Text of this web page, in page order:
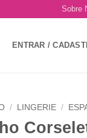
Sobre
ENTRAR /
/ LINGERIE /